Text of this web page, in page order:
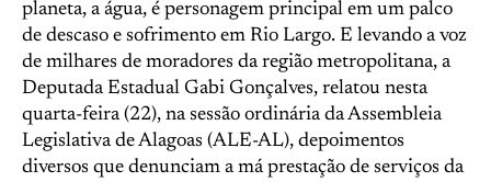
planeta, a água, é personagem principal em um palco
de descaso e sofrimento em Rio Largo. E levando a voz
de milhares de moradores da região metropolitana, a
Deputada Estadual Gabi Gonçalves, relatou nesta
quarta-feira (22), na sessão ordinária da Assembleia
Legislativa de Alagoas (ALE-AL), depoimentos
diversos que denunciam a má prestação de serviços da